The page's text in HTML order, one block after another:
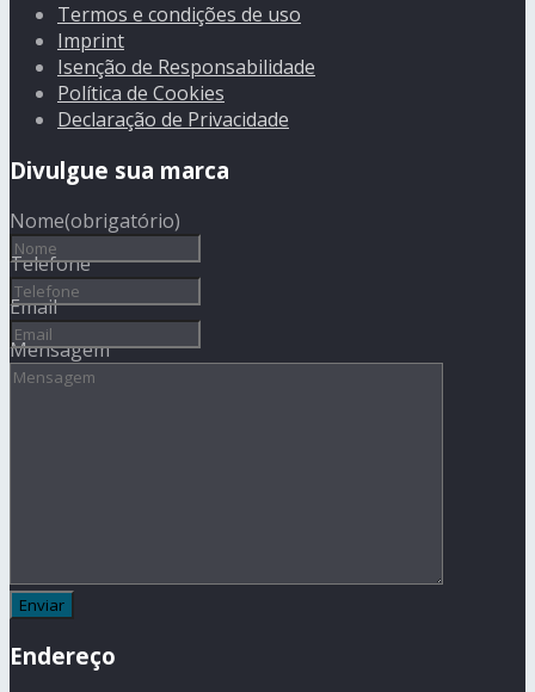
Termos e condições de uso
Imprint
Isenção de Responsabilidade
Política de Cookies
Declaração de Privacidade
Divulgue sua marca
Nome(obrigatório)
Telefone
Email
Mensagem
Endereço